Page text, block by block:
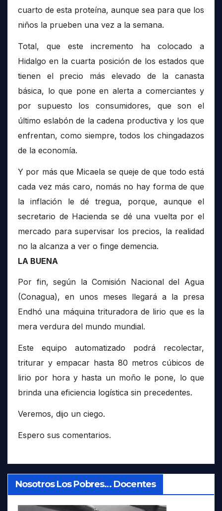
cuarto de esta proteína, aunque sea para que los
niños la prueben una vez a la semana.
Total, que este incremento ha colocado a
Hidalgo en la cuarta posición de los estados que
tienen el precio más elevado de la canasta
básica, lo que pone en alerta a comerciantes y
por supuesto los consumidores, que son el
último eslabón de la cadena productiva y los que
enfrentan, como siempre, todos los chingadazos
de la economía.
Y por más que Micaela se queje de que todo está
cada vez más caro, nomás no hay forma de que
la inflación le dé tregua, porque, aunque el
secretario de Hacienda se dé una vuelta por el
mercado para supervisar los precios, la realidad
no la alcanza a ver o finge demencia.
LA BUENA
Por fin, según la Comisión Nacional del Agua
(Conagua), en unos meses llegará a la presa
Endhó una máquina trituradora de lirio que es la
mera verdura del mundo mundial.
Este equipo automatizado podrá recolectar,
triturar y empacar hasta 80 metros cúbicos de
lirio por hora y hasta un moño le pone, lo que
brinda una eficiencia logística sin precedentes.
Veremos, dijo un ciego.
Espero sus comentarios.
Nosotros Los Pobres… Docentes